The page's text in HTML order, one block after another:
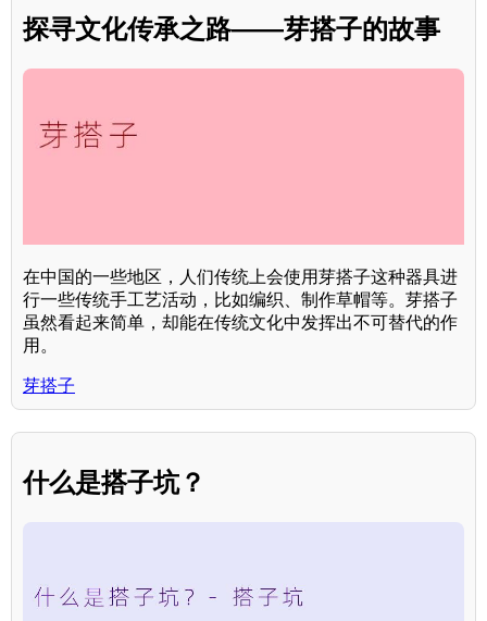
探寻文化传承之路——芽搭子的故事
在中国的一些地区，人们传统上会使用芽搭子这种器具进
行一些传统手工艺活动，比如编织、制作草帽等。芽搭子
虽然看起来简单，却能在传统文化中发挥出不可替代的作
用。
芽搭子
什么是搭子坑？